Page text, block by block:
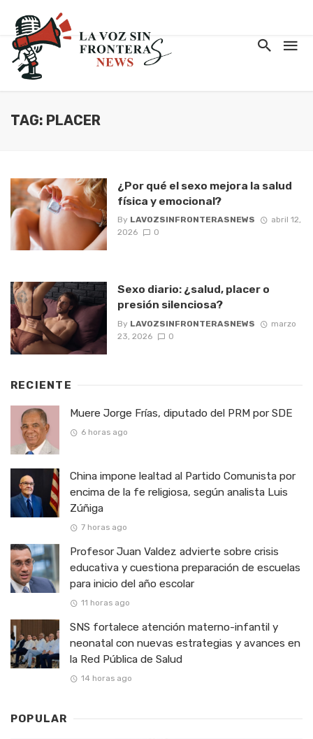
TAG: PLACER
¿Por qué el sexo mejora la salud
física y emocional?
By LAVOZSINFRONTERASNEWS
abril 12,
2026
0
Sexo diario: ¿salud, placer o
presión silenciosa?
By LAVOZSINFRONTERASNEWS
marzo
23, 2026
0
RECIENTE
Muere Jorge Frías, diputado del PRM por SDE
6 horas ago
China impone lealtad al Partido Comunista por
encima de la fe religiosa, según analista Luis
Zúñiga
7 horas ago
Profesor Juan Valdez advierte sobre crisis
educativa y cuestiona preparación de escuelas
para inicio del año escolar
11 horas ago
SNS fortalece atención materno-infantil y
neonatal con nuevas estrategias y avances en
la Red Pública de Salud
14 horas ago
POPULAR